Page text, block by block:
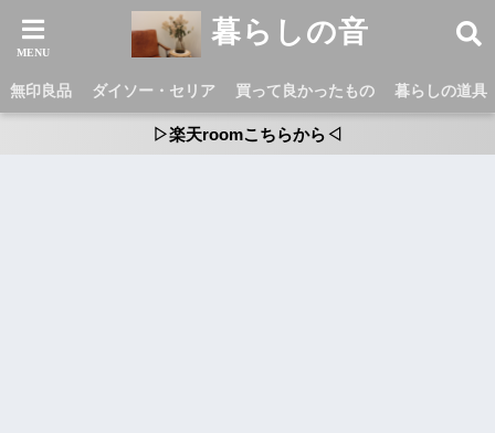
暮らしの音
無印良品 ダイソー・セリア 買って良かったもの 暮らしの道具
▷楽天roomこちらから◁